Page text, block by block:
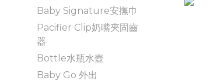
Baby Signature安撫巾
Pacifier Clip奶嘴夾固齒
器
Bottle水瓶水壺
Baby Go 外出